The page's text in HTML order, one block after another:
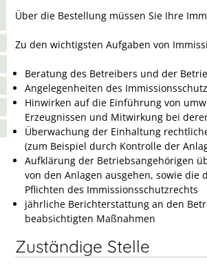
Über die Bestellung müssen Sie Ihre
Zu den wichtigsten Aufgaben von
Beratung des Betreibers und der
Angelegenheiten des
Hinwirken auf die Einführung von
Erzeugnissen und Mitwirkung bei
Überwachung der Einhaltung
(zum Beispiel durch Kontrolle der
Aufklärung der Betriebsangehörigen
von den Anlagen ausgehen, sowie
Pflichten des Immissionsschutzrechts
jährliche Berichterstattung an den
beabsichtigten Maßnahmen
Zuständige Stelle